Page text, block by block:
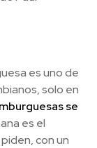
es uno de
solo en
se
es el
con un